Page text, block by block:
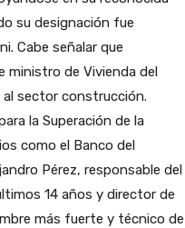
su designación fue
Cabe señalar que
ministro de Vivienda del
sector construcción.
la Superación de la
como el Banco del
Pérez, responsable del
14 años y director de
más fuerte y técnico de